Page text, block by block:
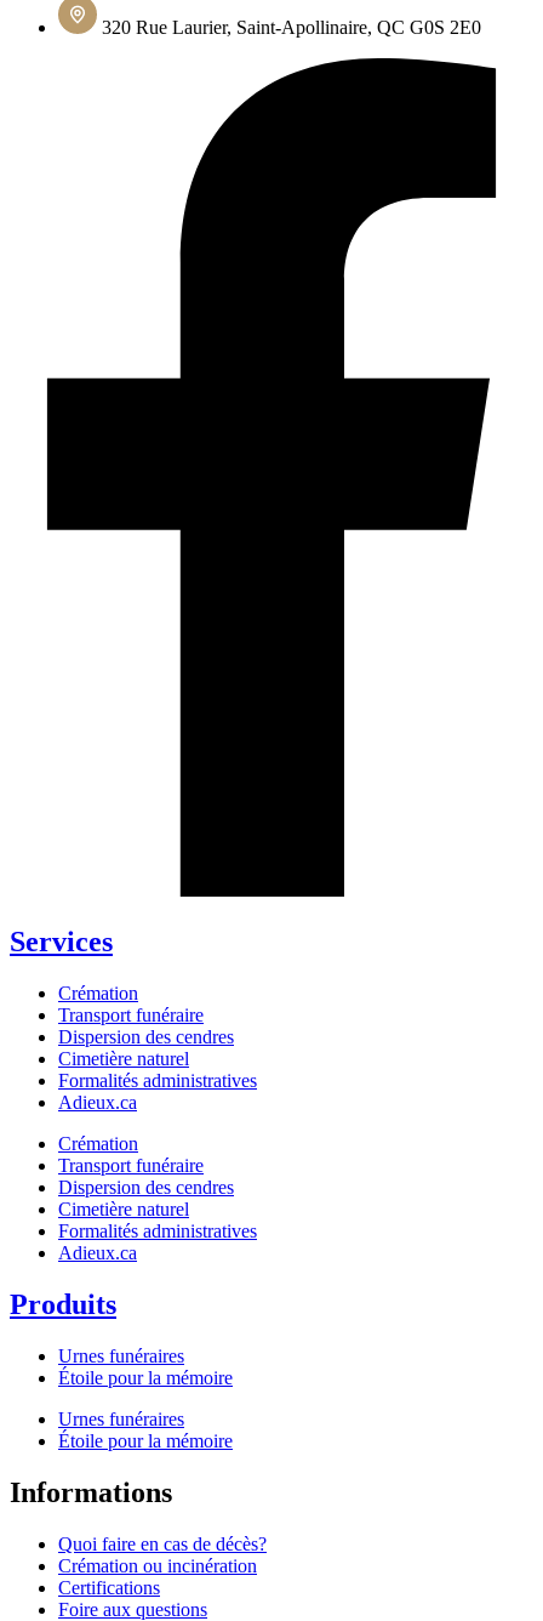
320 Rue Laurier, Saint-Apollinaire, QC G0S 2E0
Services
Crémation
Transport funéraire
Dispersion des cendres
Cimetière naturel
Formalités administratives
Adieux.ca
Crémation
Transport funéraire
Dispersion des cendres
Cimetière naturel
Formalités administratives
Adieux.ca
Produits
Urnes funéraires
Étoile pour la mémoire
Urnes funéraires
Étoile pour la mémoire
Informations
Quoi faire en cas de décès?
Crémation ou incinération
Certifications
Foire aux questions